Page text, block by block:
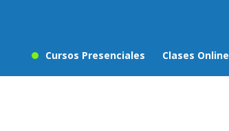
Cursos Presenciales Clases Online